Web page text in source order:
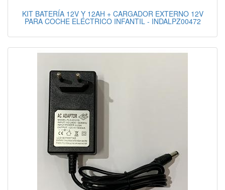
KIT BATERÍA 12V Y 12AH + CARGADOR EXTERNO 12V
PARA COCHE ELÉCTRICO INFANTIL - INDALPZ00472